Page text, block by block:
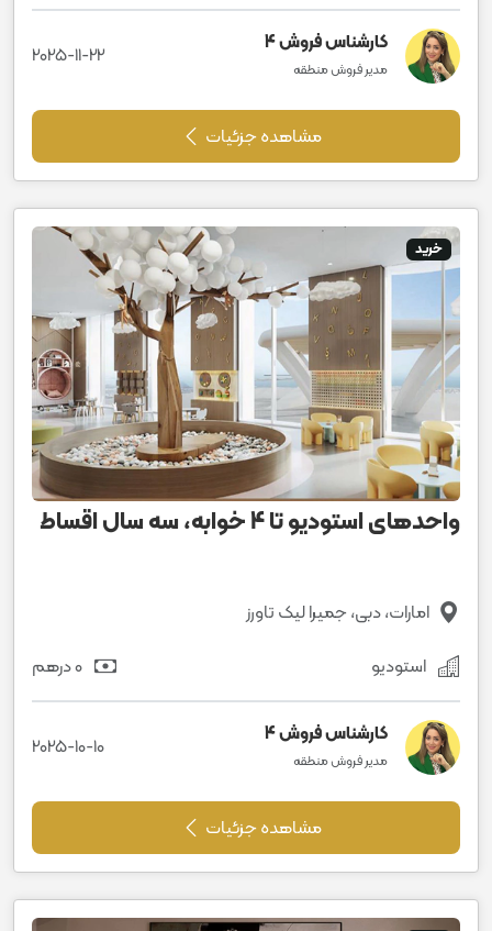
کارشناس فروش 4
مدیر فروش منطقه
2025-11-22
مشاهده جزئیات
خرید
واحدهای استودیو تا 4 خوابه، سه سال اقساط
امارات، دبی، جمیرا لیک تاورز
استودیو
کارشناس فروش 4
مدیر فروش منطقه
2025-10-10
مشاهده جزئیات